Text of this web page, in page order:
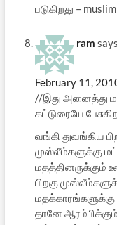
படுகிறது –
ram
February 11,
//இது அனைத்து
கட்டுரையே
வங்கி துவங்கிய
முஸ்லீம்களுக்கு
மதத்தினருக்கும்
பிறகு
மதக்காரங்களுக்கு
தானே